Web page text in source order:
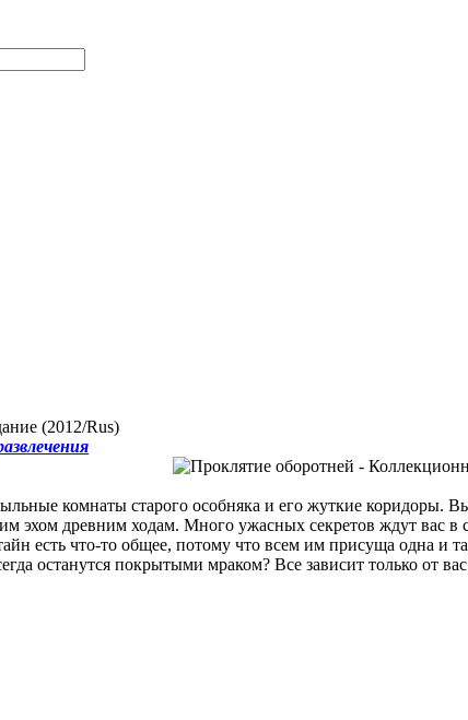
(2012/Rus)
комнаты старого особняка и его жуткие коридоры.
эхом древним ходам. Много ужасных секретов ждут вас
есть что-то общее, потому что всем им присуща одна
останутся покрытыми мраком? Все зависит только от